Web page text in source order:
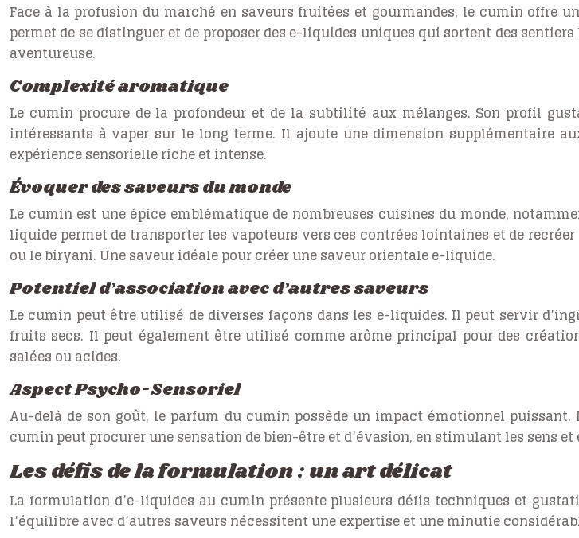
Face à la profusion du marché en saveurs fruitées et gourmandes, le cumin offre
permet de se distinguer et de proposer des e-liquides uniques qui sortent des
aventureuse.
Complexité aromatique
Le cumin procure de la profondeur et de la subtilité aux mélanges. Son profil
intéressants à vaper sur le long terme. Il ajoute une dimension supplémentaire
expérience sensorielle riche et intense.
Évoquer des saveurs du monde
Le cumin est une épice emblématique de nombreuses cuisines du monde,
liquide permet de transporter les vapoteurs vers ces contrées lointaines et de
ou le biryani. Une saveur idéale pour créer une saveur orientale e-liquide.
Potentiel d’association avec d’autres saveurs
Le cumin peut être utilisé de diverses façons dans les e-liquides. Il peut servir
fruits secs. Il peut également être utilisé comme arôme principal pour des
salées ou acides.
Aspect Psycho-Sensoriel
Au-delà de son goût, le parfum du cumin possède un impact émotionnel
cumin peut procurer une sensation de bien-être et d’évasion, en stimulant les sens
Les défis de la formulation : un art délicat
La formulation d’e-liquides au cumin présente plusieurs défis techniques et
l’équilibre avec d’autres saveurs nécessitent une expertise et une minutie